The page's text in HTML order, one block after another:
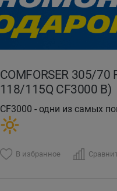
COMFORSER 305/70
118/115Q CF3000 B)
CF3000 - одни из самых
В избранное